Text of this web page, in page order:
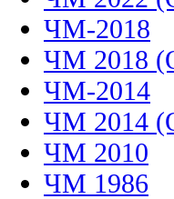
ЧМ-2018
ЧМ 2018
ЧМ-2014
ЧМ 2014
ЧМ 2010
ЧМ 1986